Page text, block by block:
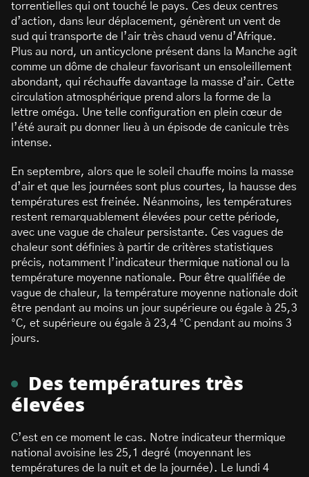
torrentielles qui ont touché le pays. Ces deux centres
d’action, dans leur déplacement, génèrent un vent de
sud qui transporte de l’air très chaud venu d’Afrique.
Plus au nord, un anticyclone présent dans la Manche agit
comme un dôme de chaleur favorisant un ensoleillement
abondant, qui réchauffe davantage la masse d’air. Cette
circulation atmosphérique prend alors la forme de la
lettre oméga. Une telle configuration en plein cœur de
l’été aurait pu donner lieu à un épisode de canicule très
intense.
En septembre, alors que le soleil chauffe moins la masse
d’air et que les journées sont plus courtes, la hausse des
températures est freinée. Néanmoins, les températures
restent remarquablement élevées pour cette période,
avec une vague de chaleur persistante. Ces vagues de
chaleur sont définies à partir de critères statistiques
précis, notamment l’indicateur thermique national ou la
température moyenne nationale. Pour être qualifiée de
vague de chaleur, la température moyenne nationale doit
être pendant au moins un jour supérieure ou égale à 25,3
°C, et supérieure ou égale à 23,4 °C pendant au moins 3
jours.
Des températures très
élevées
C’est en ce moment le cas. Notre indicateur thermique
national avoisine les 25,1 degré (moyennant les
températures de la nuit et de la journée). Le lundi 4